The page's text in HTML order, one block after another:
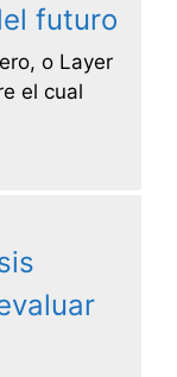
futuro
o Layer
el cual